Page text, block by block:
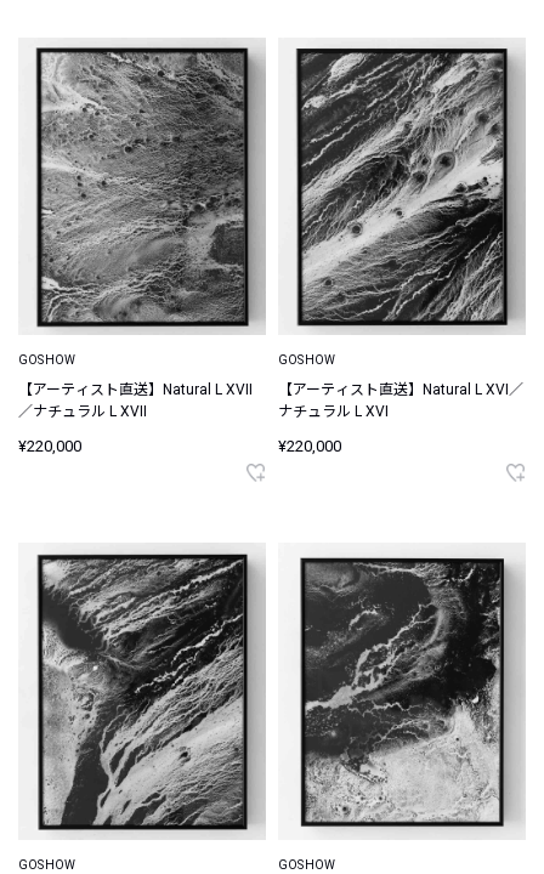
GOSHOW
【アーティスト直送】Natural L XVII
／ナチュラル L XVII
¥220,000
GOSHOW
【アーティスト直送】Natural L XVI／
ナチュラル L XVI
¥220,000
GOSHOW GOSHOW